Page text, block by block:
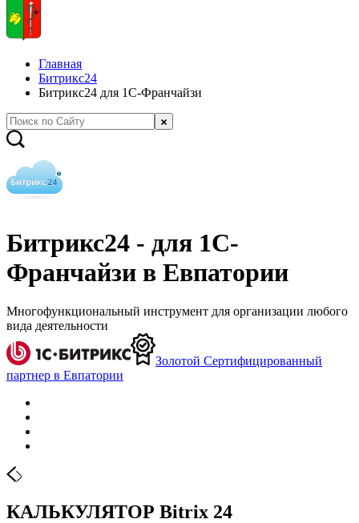
Главная
Битрикс24
Битрикс24 для 1С-Франчайзи
Битрикс24 - для 1С-
Франчайзи в Евпатории
Многофункциональный инструмент для организации любого
вида деятельности
Золотой Сертифицированный
партнер в Евпатории
КАЛЬКУЛЯТОР Bitrix 24